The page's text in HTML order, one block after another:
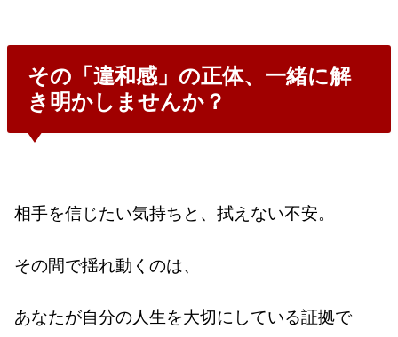
その「違和感」の正体、一緒に解
き明かしませんか？
相手を信じたい気持ちと、拭えない不安。
その間で揺れ動くのは、
あなたが自分の人生を大切にしている証拠で